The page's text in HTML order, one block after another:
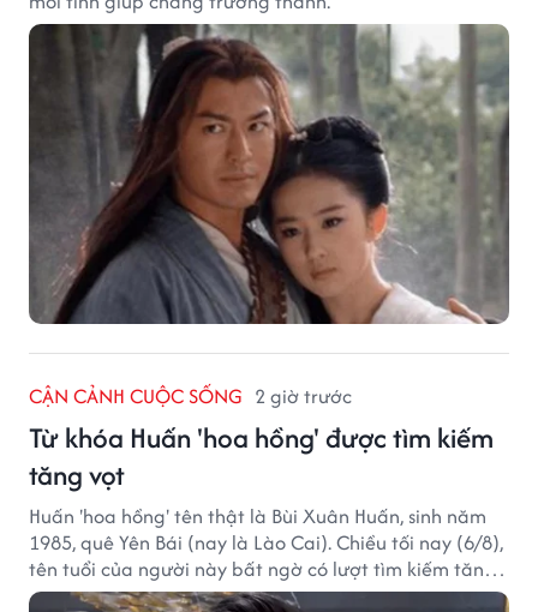
CẬN CẢNH CUỘC SỐNG 2 giờ trước
Từ khóa Huấn 'hoa hồng' được tìm kiếm
tăng vọt
Huấn 'hoa hồng' tên thật là Bùi Xuân Huấn, sinh năm
1985, quê Yên Bái (nay là Lào Cai). Chiều tối nay (6/8),
tên tuổi của người này bất ngờ có lượt tìm kiếm tăng
vọt.